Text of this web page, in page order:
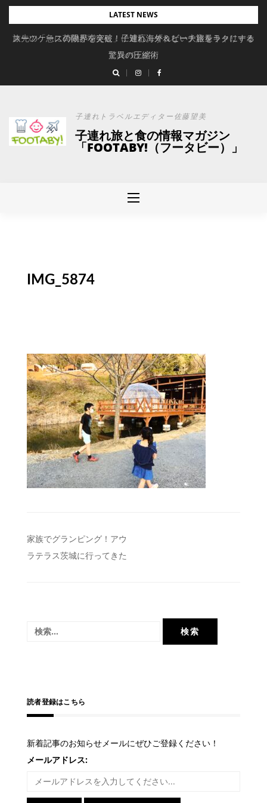
Skip
content
LATEST NEWS
旅先の「急に荷物が増えた」に対応。ずれない大容量キャリーオ
ンバッグ
スーツケースの限界を突破！子連れ海外＆ビーチ旅をラクにする
驚異の圧縮術
子連れトラベルエディター佐藤望美
子連れ旅と食の情報マガジン
「FOOTABY!（フータビー）」
IMG_5874
投
稿
ー
ン
家族でグランピング！アウ
ラテラス茨城に行ってきた
読者登録はこちら
新着記事のお知らせメールにぜひご登録ください！
メールアドレス: